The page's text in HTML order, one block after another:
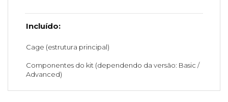
Incluído:
Cage (estrutura principal)
Componentes do kit (dependendo da versão: Basic /
Advanced)